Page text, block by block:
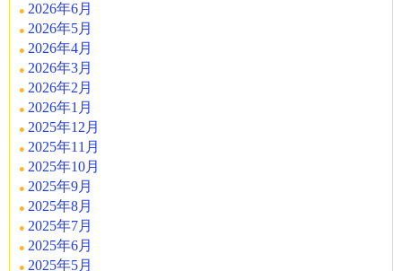
2026年6月
2026年5月
2026年4月
2026年3月
2026年2月
2026年1月
2025年12月
2025年11月
2025年10月
2025年9月
2025年8月
2025年7月
2025年6月
2025年5月